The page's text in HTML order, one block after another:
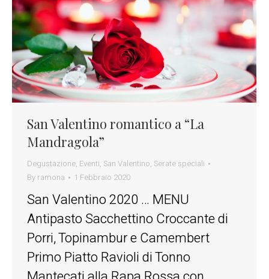
San Valentino romantico a “La
Mandragola”
Degustazione, Eventi, San Valentino, Serate speciali
By ramona 1 Febbraio 2020
San Valentino 2020 … MENU
Antipasto Sacchettino Croccante di
Porri, Topinambur e Camembert
Primo Piatto Ravioli di Tonno